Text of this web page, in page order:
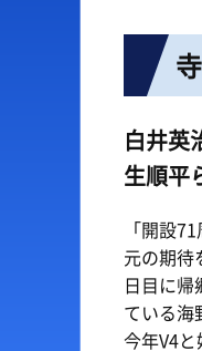
レース展望
レース結果
白井英
生順平
「開設
元の期待
日目に
ている海
今年V4